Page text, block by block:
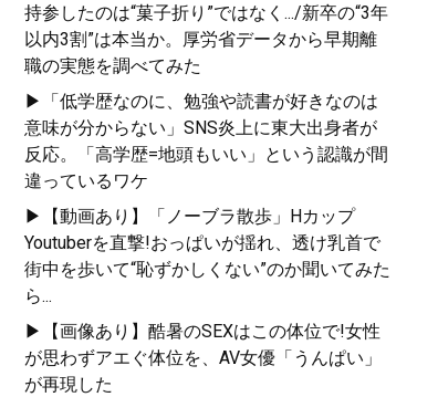
持参したのは“菓子折り”ではなく.../新卒の“3年
以内3割”は本当か。厚労省データから早期離
職の実態を調べてみた
▶「低学歴なのに、勉強や読書が好きなのは
意味が分からない」SNS炎上に東大出身者が
反応。「高学歴=地頭もいい」という認識が間
違っているワケ
▶【動画あり】「ノーブラ散歩」Hカップ
Youtuberを直撃!おっぱいが揺れ、透け乳首で
街中を歩いて“恥ずかしくない”のか聞いてみた
ら...
▶【画像あり】酷暑のSEXはこの体位で!女性
が思わずアエぐ体位を、AV女優「うんぱい」
が再現した